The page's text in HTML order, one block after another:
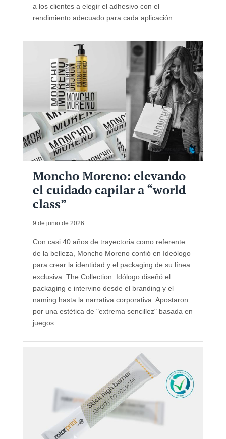
a los clientes a elegir el adhesivo con el
rendimiento adecuado para cada aplicación. ...
Moncho Moreno: elevando
el cuidado capilar a “world
class”
9 de junio de 2026
Con casi 40 años de trayectoria como referente
de la belleza, Moncho Moreno confió en Ideólogo
para crear la identidad y el packaging de su línea
exclusiva: The Collection. Idólogo diseñó el
packaging e intervino desde el branding y el
naming hasta la narrativa corporativa. Apostaron
por una estética de "extrema sencillez" basada en
juegos ...